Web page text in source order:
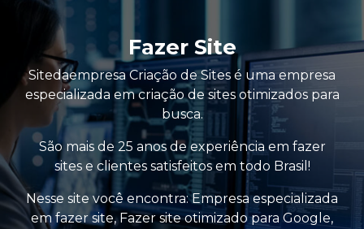
Fazer Site
Sitedaempresa Criação de Sites é uma empresa
especializada em criação de sites otimizados para
busca.
São mais de 25 anos de experiência em fazer
sites e clientes satisfeitos em todo Brasil!
Nesse site você encontra:Empresa especializada
em fazer site,Fazer site otimizado para Google,